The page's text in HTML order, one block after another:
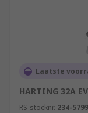
Laatste
HARTING 32A
RS-stocknr. 234-5799